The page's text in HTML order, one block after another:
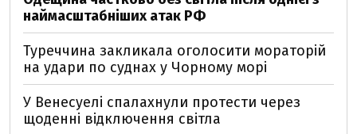
наймасштабніших атак РФ
Туреччина закликала оголосити мораторій
на удари по суднах у Чорному морі
У Венесуелі спалахнули протести через
щоденні відключення світла